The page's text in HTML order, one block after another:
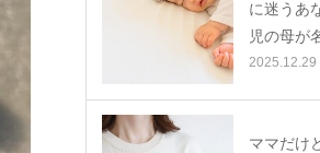
に迷うあ
児の母が
2025.12.29
ママだけ